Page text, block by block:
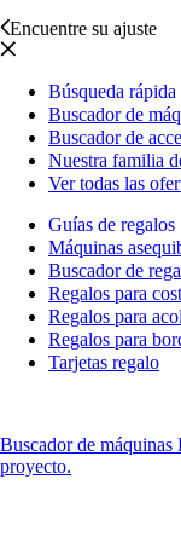
Encuentre su ajuste
Búsqueda rápida
Buscador de
Buscador de
Nuestra familia
Ver todas las
Guías de regalos
Máquinas
Buscador de
Regalos para
Regalos para
Regalos para
Tarjetas regalo
Buscador de máquinas
proyecto.